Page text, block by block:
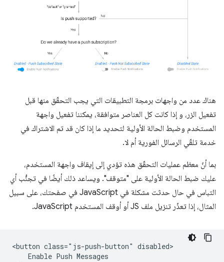
هناك عدد من واجهات برمجة التطبيقات التي يجب التحقّق منها قبل
تفعيل الزر، و إذا كانت كل العناصر متوافقة، يمكننا تفعيل واجهة
المستخدم وضبط الحالة الأولية لتحديد ما إذا كان قد تم الاشتراك في
خدمة تلقّي الرسائل الفورية أم لا.
بما أنّ معظم عمليات التحقّق هذه تؤدي إلى إيقاف واجهة المستخدم،
عليك ضبط الحالة الأولية على "متوقف". ويساعد ذلك أيضًا في تجنُّب أي
التباس في حال حدثت مشكلة في JavaScript في صفحتك، على سبيل
المثال، إذا تعذّر تنزيل ملف JS أو أوقف المستخدم JavaScript.
<button class="js-push-button" disabled>
    Enable Push Messages